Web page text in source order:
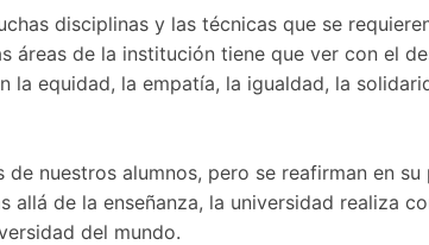
disciplinas y las técnicas que se
áreas de la institución tiene que ver con el
la equidad, la empatía, la igualdad, la
nuestros alumnos, pero se reafirman en
de la enseñanza, la universidad realiza
del mundo.